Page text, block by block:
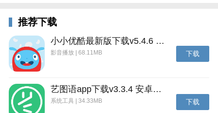
推荐下载
小小优酷最新版下载v5.4.6 安卓官方版
影音播放 | 68.11MB 下载
艺图语app下载v3.3.4 安卓免费版
系统工具 | 34.33MB 下载